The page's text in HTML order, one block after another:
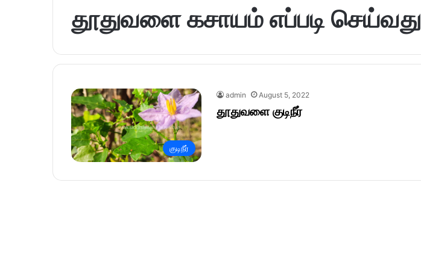
தூதுவளை கசாயம் எப்படி செய்வது
குடிநீர்
admin August 5, 2022
தூதுவளை குடிநீர்